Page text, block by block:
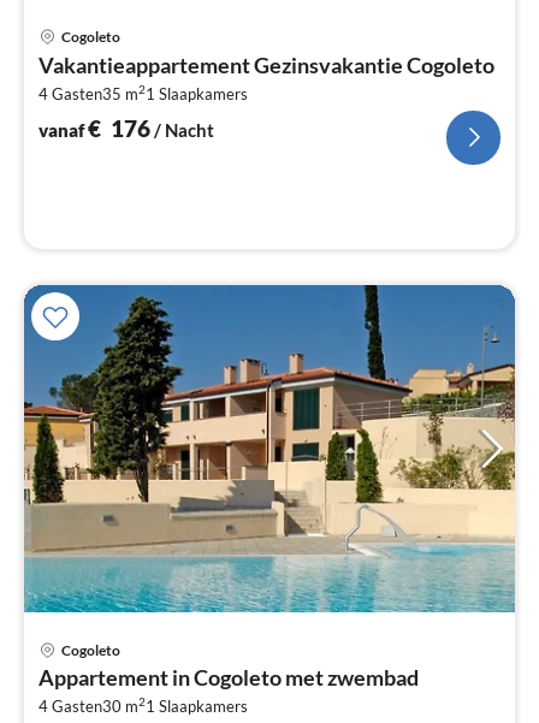
Cogoleto
Vakantieappartement Gezinsvakantie Cogoleto
4 Gasten35 m21 Slaapkamers
vanaf€ 176/ Nacht
Cogoleto
Appartement in Cogoleto met zwembad
4 Gasten30 m21 Slaapkamers